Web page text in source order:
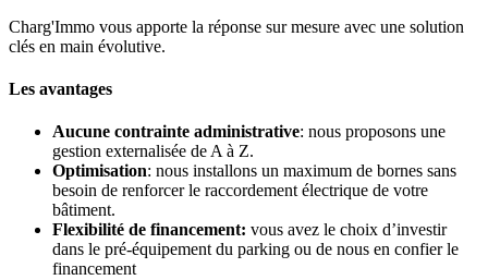
Charg'Immo vous apporte la réponse sur mesure avec une solution
clés en main évolutive.
Les avantages
Aucune contrainte administrative: nous proposons une
gestion externalisée de A à Z.
Optimisation: nous installons un maximum de bornes sans
besoin de renforcer le raccordement électrique de votre
bâtiment.
Flexibilité de financement: vous avez le choix d’investir
dans le pré-équipement du parking ou de nous en confier le
financement